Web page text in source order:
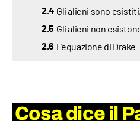
2.4 Gli alieni sono
2.5 Gli alieni non
2.6 L'equazione di Drake
Cosa dice il